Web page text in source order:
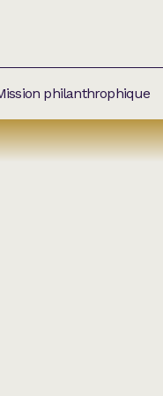
philanthrophique